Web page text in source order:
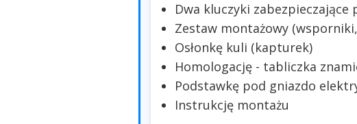
Dwa kluczyki zabezpieczające
Zestaw montażowy
Osłonkę kuli (kapturek)
Homologację - tabliczka
Podstawkę pod gniazdo
Instrukcję montażu